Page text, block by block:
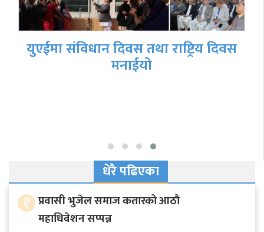
युएईमा संविधान दिवस तथा राष्ट्रिय दिवस
मनाईयो
धेरै पढिएका
१ प्रवासी भुजेल समाज कतारको आठाै
महाधिवेशन सप्पन्न